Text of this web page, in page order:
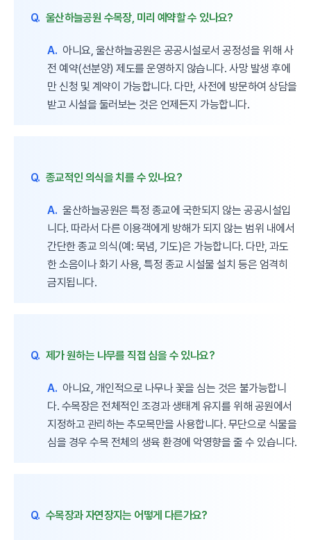
Q. 울산하늘공원 수목장, 미리 예약할 수 있나요?
A. 아니요, 울산하늘공원은 공공시설로서 공정성을 위해 사
전 예약(선분양) 제도를 운영하지 않습니다. 사망 발생 후에
만 신청 및 계약이 가능합니다. 다만, 사전에 방문하여 상담을
받고 시설을 둘러보는 것은 언제든지 가능합니다.
Q. 종교적인 의식을 치를 수 있나요?
A. 울산하늘공원은 특정 종교에 국한되지 않는 공공시설입
니다. 따라서 다른 이용객에게 방해가 되지 않는 범위 내에서
간단한 종교 의식(예: 묵념, 기도)은 가능합니다. 다만, 과도
한 소음이나 화기 사용, 특정 종교 시설물 설치 등은 엄격히
금지됩니다.
Q. 제가 원하는 나무를 직접 심을 수 있나요?
A. 아니요, 개인적으로 나무나 꽃을 심는 것은 불가능합니
다. 수목장은 전체적인 조경과 생태계 유지를 위해 공원에서
지정하고 관리하는 추모목만을 사용합니다. 무단으로 식물을
심을 경우 수목 전체의 생육 환경에 악영향을 줄 수 있습니다.
Q. 수목장과 자연장지는 어떻게 다른가요?